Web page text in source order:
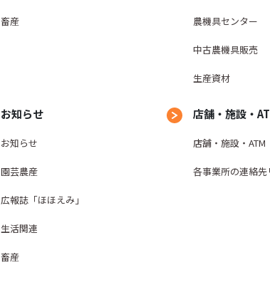
って登録される不渡情報、破産等の官報情報等を
合会の信用事業に関する命令第１４条の４等によ
（2）組合がこの申込みに関して、組合の加盟す
した日および本申込みの内容等が同機関に第２条
会員によって自己の与信取引上の判断のために利
（3）組合が加盟する個人信用情報機関は次のう
お、個人信用情報機関に登録されている情報の開
より通知し、同意を得るものとします。
畜産 農機具センター
中古農機具販売
生産資材
お知らせ
お知らせ
園芸農産
広報誌「ほほえみ」
生活関連
畜産
店舗・施設・
店舗・施設・ATM
各事業所の連絡先